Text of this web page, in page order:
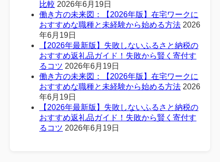
比較 2026年6月19日
働き方の未来図：【2026年版】在宅ワークに
おすすめな職種と未経験から始める方法 2026
年6月19日
【2026年最新版】失敗しないふるさと納税の
おすすめ返礼品ガイド！失敗から賢く寄付す
るコツ 2026年6月19日
働き方の未来図：【2026年版】在宅ワークに
おすすめな職種と未経験から始める方法 2026
年6月19日
【2026年最新版】失敗しないふるさと納税の
おすすめ返礼品ガイド！失敗から賢く寄付す
るコツ 2026年6月19日